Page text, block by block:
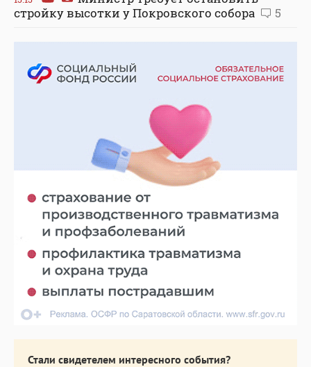
стройку высотки у Покровского собора
5
Стали свидетелем интересного события?